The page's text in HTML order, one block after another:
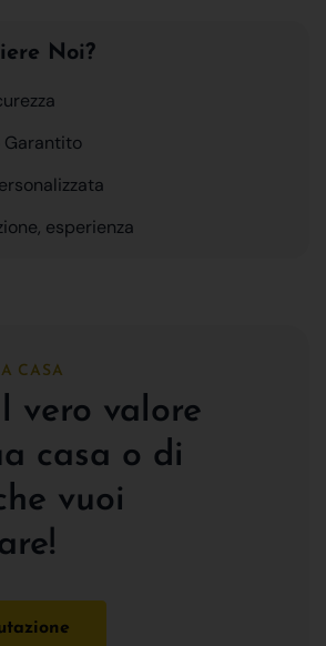
Noi?
Garantito
esperienza
CASA
vero valore
casa o di
vuoi